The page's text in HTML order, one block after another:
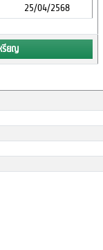
25/04/2568
รียญ